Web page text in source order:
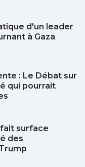
d'un leader
à Gaza
: Le Débat sur
qui pourrait
surface
des